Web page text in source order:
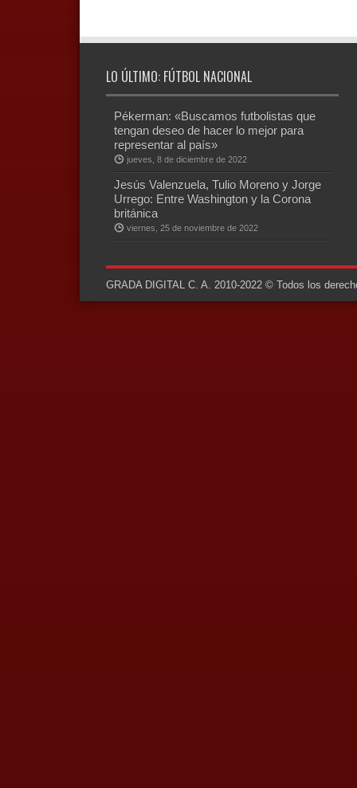
LO ÚLTIMO: FÚTBOL NACIONAL
Pékerman: «Buscamos futbolistas que
tengan deseo de hacer lo mejor para
representar al país»
jueves, 8 de diciembre de 2022
Jesús Valenzuela, Tulio Moreno y Jorge
Urrego: Entre Washington y la Corona
británica
viernes, 25 de noviembre de 2022
GRADA DIGITAL C. A. 2010-2022 © Todos los